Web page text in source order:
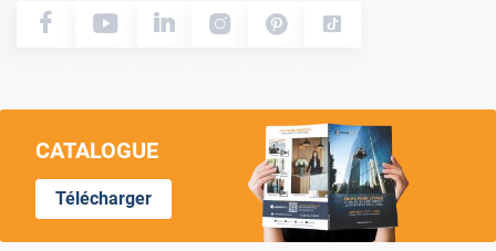
CATALOGUE
Télécharger